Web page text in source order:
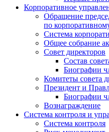
Корпоративное
Обращение
по
Система
Общее собрание
Совет директоров
Состав
Биографии
Комитеты совета
Президент и
Биографии
Вознаграждение
Система контроля и
Система контроля